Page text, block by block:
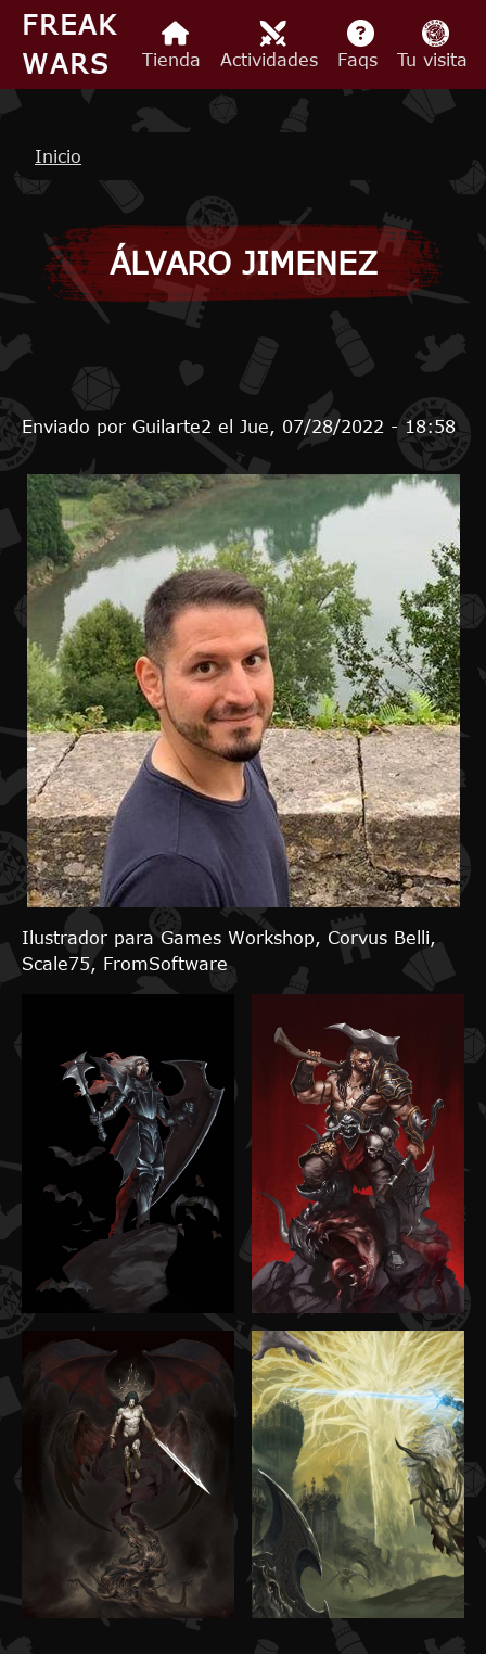
Pasar al contenido principal
FREAK
WARS
Tienda Actividades Faqs Tu visita
Ruta de navegación
Inicio
ÁLVARO JIMENEZ
Enviado por Guilarte2 el Jue, 07/28/2022 - 18:58
Ilustrador para Games Workshop, Corvus Belli,
Scale75, FromSoftware